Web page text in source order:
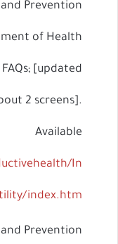
Prevention
of Health
[updated
2 screens].
Available
In
index.htm
Prevention